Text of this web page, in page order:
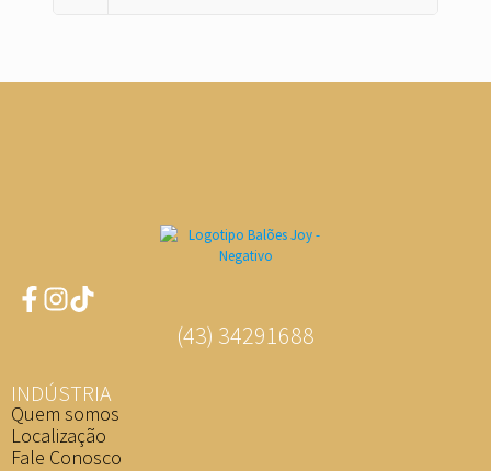
(43) 34291688
INDÚSTRIA
Quem somos
Localização
Fale Conosco